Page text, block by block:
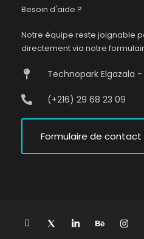
Besoin d'aide ?
Notre équipe reste joignable
directement via notre
Technopark Elgazala
(+216) 29 68 23 09
Formulaire de contact
L
n
I
c
L
i
B
e
I
n